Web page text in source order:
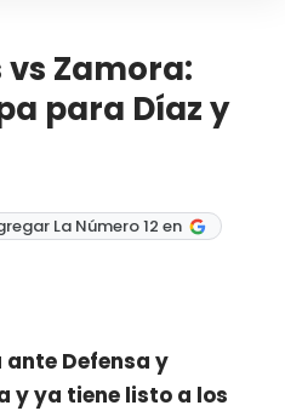
Zamora:
para Díaz y
La Número 12 en
Defensa y
y ya tiene listo a los